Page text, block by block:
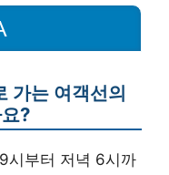
가는 여객선의
?
시부터 저녁 6시까